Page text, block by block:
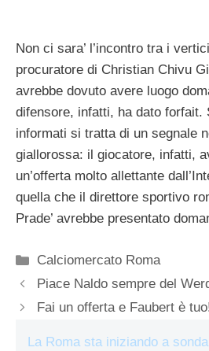
Non ci sara’ l’incontro tra i
procuratore di Christian Chivu
avrebbe dovuto avere luogo
difensore, infatti, ha dato forfait.
informati si tratta di un segnale
giallorossa: il giocatore, infatti,
un’offerta molto allettante
quella che il direttore sportivo
Prade’ avrebbe presentato
Categorie
Calciomercato Roma
Piace Naldo sempre del
Fai un offerta e Faubert è
La Roma sta iniziando a